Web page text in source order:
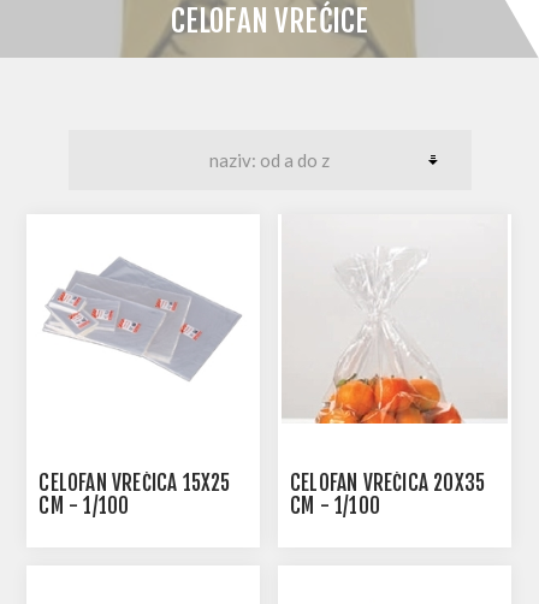
CELOFAN VREĆICE
CELOFAN VREĆICA 15X25
CM - 1/100
CELOFAN VREĆICA 20X35
CM - 1/100